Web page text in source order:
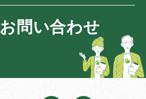
お問い合わせ